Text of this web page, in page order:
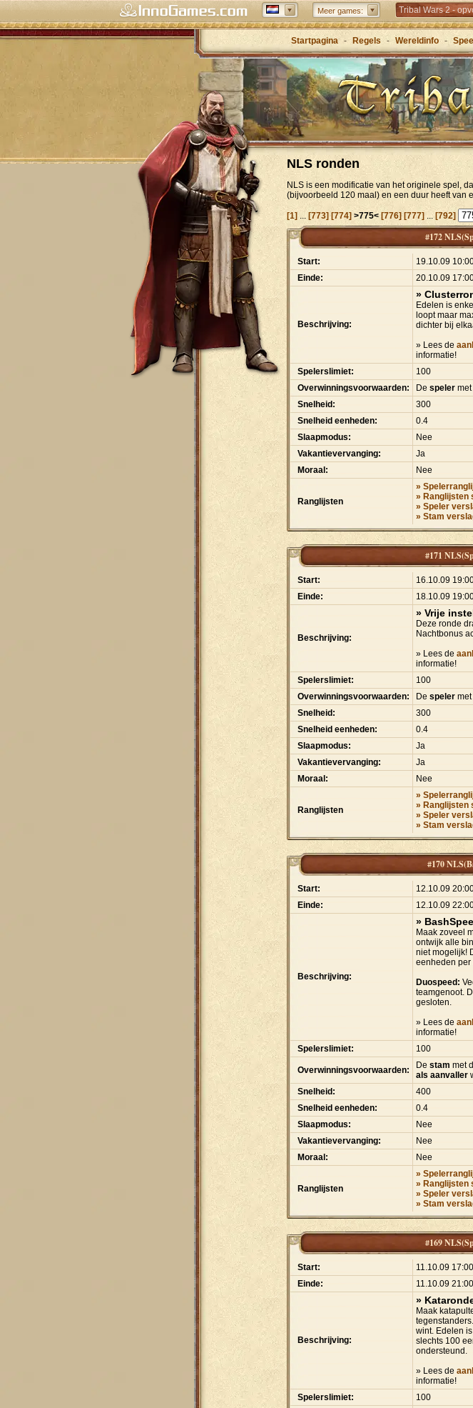
Meer games: Tribal Wars 2 -
Forge of Empires
heen
Grepolis – Sticht
Startpagina - Regels - Wereldinfo -
NLS ronden
NLS is een modificatie van het originele spel,
(bijvoorbeeld 120 maal) en een duur heeft van
[1] ... [773][774]>775< [776] [777] ... [792]
#172
Start:
19.10.09
Einde:
20.10.09
Beschrijving:
»
Edelen is
loopt maar
dichter bij
» Lees de
informatie!
Spelerslimiet:
100
Overwinningsvoorwaarden:
De speler
Snelheid:
300
Snelheid eenheden:
0.4
Slaapmodus:
Nee
Vakantievervanging:
Ja
Moraal:
Nee
Ranglijsten
»
» Ranglijsten
» Speler
» Stam
#171
Start:
16.10.09
Einde:
18.10.09
Beschrijving:
» Vrije
Deze ronde
Nachtbonus
» Lees de
informatie!
Spelerslimiet:
100
Overwinningsvoorwaarden:
De speler
Snelheid:
300
Snelheid eenheden:
0.4
Slaapmodus:
Ja
Vakantievervanging:
Ja
Moraal:
Nee
Ranglijsten
»
» Ranglijsten
» Speler
» Stam
#170
Start:
12.10.09
Einde:
12.10.09
Beschrijving:
»
Maak zoveel
ontwijk alle
niet mogelijk!
eenheden per
Duospeed:
teamgenoot.
gesloten.
» Lees de
informatie!
Spelerslimiet:
100
Overwinningsvoorwaarden: De stam met
als aanvaller
Snelheid:
400
Snelheid eenheden:
0.4
Slaapmodus:
Nee
Vakantievervanging:
Nee
Moraal:
Nee
Ranglijsten
»
» Ranglijsten
» Speler
» Stam
#169
Start:
11.10.09 17:00
Einde:
11.10.09 21:00
Beschrijving:
»
Maak
wint. Edelen
slechts 100
ondersteund.
» Lees de
informatie!
Spelerslimiet:
100